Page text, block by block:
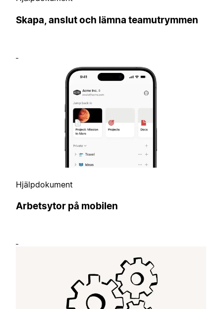
Skapa, anslut och lämna teamutrymmen
Hjälpdokument
Arbetsytor på mobilen